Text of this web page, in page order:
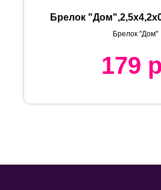
Брелок
Брелок "Дом"
179